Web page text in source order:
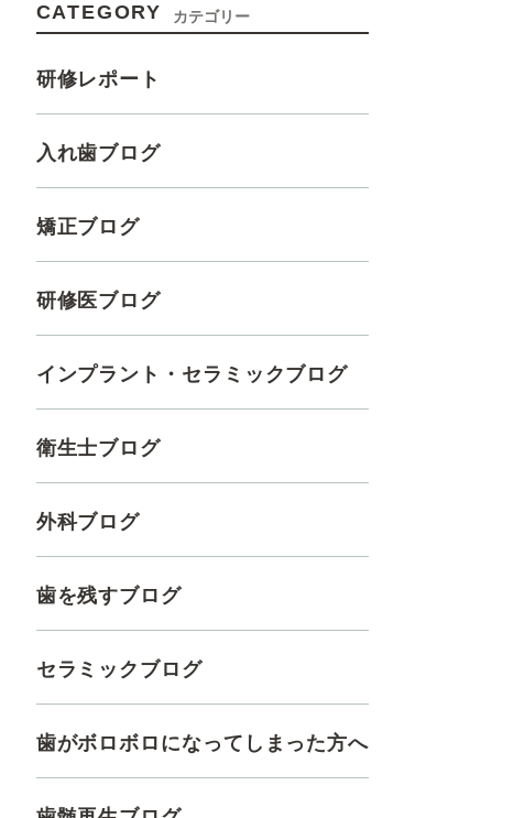
CATEGORY カテゴリー
研修レポート
入れ歯ブログ
矯正ブログ
研修医ブログ
インプラント・セラミックブログ
衛生士ブログ
外科ブログ
歯を残すブログ
セラミックブログ
歯がボロボロになってしまった方へ